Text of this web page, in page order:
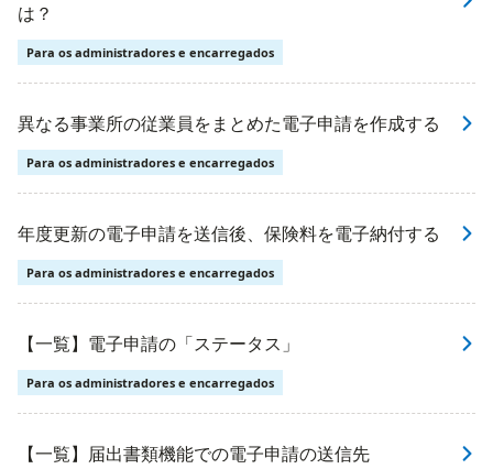
は？
Para os administradores e encarregados
異なる事業所の従業員をまとめた電子申請を作成する
Para os administradores e encarregados
年度更新の電子申請を送信後、保険料を電子納付する
Para os administradores e encarregados
【一覧】電子申請の「ステータス」
Para os administradores e encarregados
【一覧】届出書類機能での電子申請の送信先